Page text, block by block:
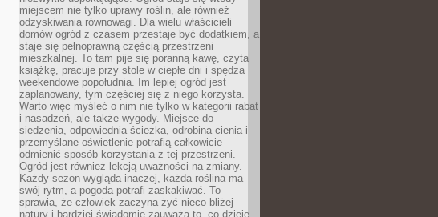
miejscem nie tylko uprawy roślin, ale również
odzyskiwania równowagi. Dla wielu właścicieli
domów ogród z czasem przestaje być dodatkiem, a
staje się pełnoprawną częścią przestrzeni
mieszkalnej. To tam pije się poranną kawę, czyta
książkę, pracuje przy stole w ciepłe dni i spędza
weekendowe popołudnia. Im lepiej ogród jest
zaplanowany, tym częściej się z niego korzysta.
Warto więc myśleć o nim nie tylko w kategorii rabat
i nasadzeń, ale także wygody. Miejsce do
siedzenia, odpowiednia ścieżka, odrobina cienia i
przemyślane oświetlenie potrafią całkowicie
odmienić sposób korzystania z tej przestrzeni.
Ogród jest również lekcją uważności na zmiany.
Każdy sezon wygląda inaczej, każda roślina ma
swój rytm, a pogoda potrafi zaskakiwać. To
sprawia, że człowiek zaczyna żyć nieco bliżej
natury i bardziej świadomie zauważa to, co dzieje